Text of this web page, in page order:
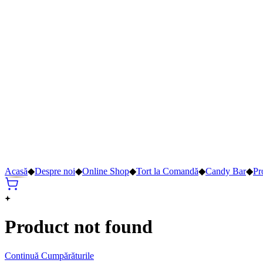
Acasă◆Despre noi◆Online Shop◆Tort la Comandă◆Candy Bar◆
Product not found
Continuă Cumpărăturile